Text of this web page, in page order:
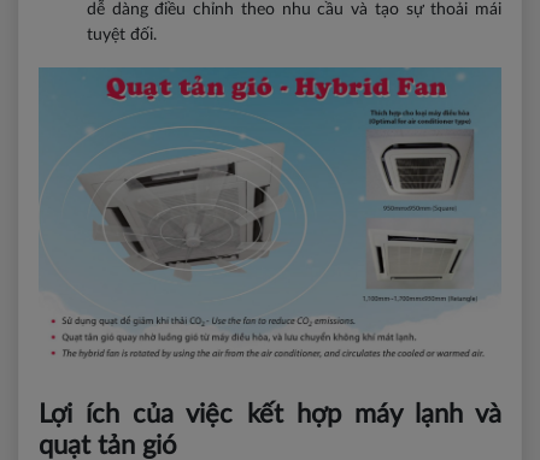
dễ dàng điều chỉnh theo nhu cầu và tạo sự thoải mái
tuyệt đối.
Lợi ích của việc kết hợp máy lạnh và
quạt tản gió